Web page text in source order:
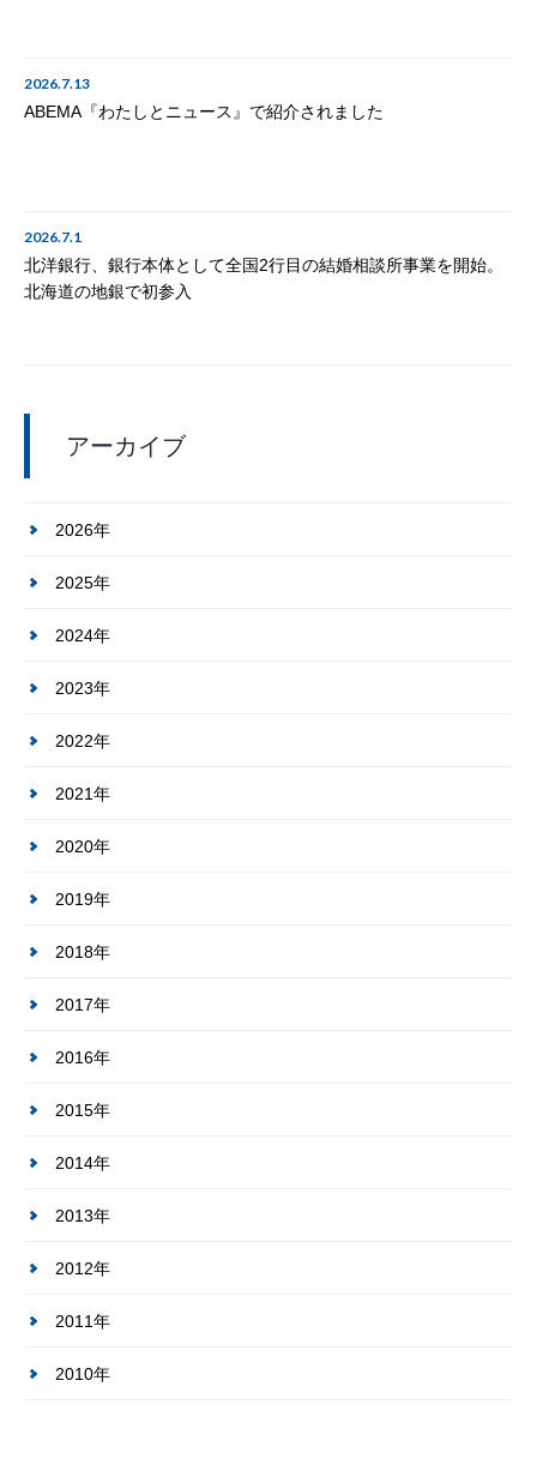
2026.7.13
ABEMA『わたしとニュース』で紹介されました
2026.7.1
北洋銀行、銀行本体として全国2行目の結婚相談所事業を開始。
北海道の地銀で初参入
アーカイブ
2026年
2025年
2024年
2023年
2022年
2021年
2020年
2019年
2018年
2017年
2016年
2015年
2014年
2013年
2012年
2011年
2010年